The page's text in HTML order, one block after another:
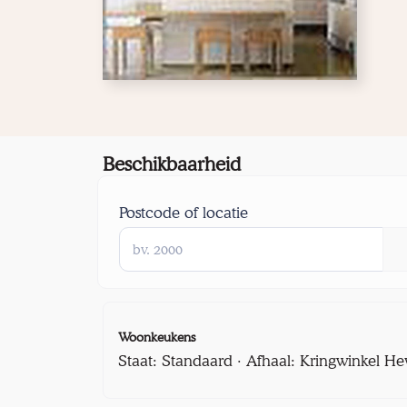
Beschikbaarheid
Postcode of locatie
Woonkeukens
Staat: Standaard · Afhaal: Kringwinkel